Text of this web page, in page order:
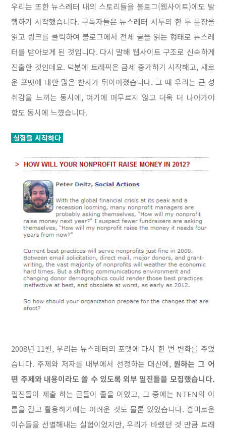
우리는 또한 뉴스레터 내의 스토리들을 블로그(웹사이트)에도 발
행하기 시작했습니다. 구독자들은 뉴스레터 서두의 한 두 문장을
읽고 링크를 클릭하여 블로그에서 전체 글을 읽는 형태로 뉴스레
터를 받아보게 된 것입니다. 다시 말해 웹사이트 구조로 신속하게
진출한 것인데요. 덕분에 트래픽은 금세 증가하기 시작해고, 새로
운 포맷에 대한 많은 찬사가 뒤이어졌습니다. 그 때 우리는 큰 성
취감을 느끼는 동시에, 여기에 머무르지 않고 더욱 더 나아가야
함도 동시에 느꼈습니다.
실험을 시작하다
2008년 11월, 우리는 뉴스레터의 포맷에 다시 한 번 변화를 주었
습니다. 주제와 저자를 내부에서 선정하는 대신에, 원하는 그 어
떤 주제와 내용이라도 쓸 수 있도록 외부 필진들을 모집했습니다.
필진들이 제출 하는 글들이 줄을 이었고, 그 중에는 NTEN의 이
름을 걸고 활용하기에는 어려운 것도 물론 있었습니다. 흥미로운
이슈들을 선별해내는 실험이었지만, 우리가 바랬던 것 만큼 트래